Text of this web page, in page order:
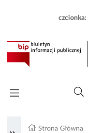
czcionka:
Strona Główna